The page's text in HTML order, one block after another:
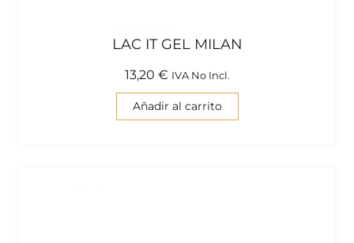
LAC IT GEL MILAN
13,20 € IVA No Incl.
Añadir al carrito